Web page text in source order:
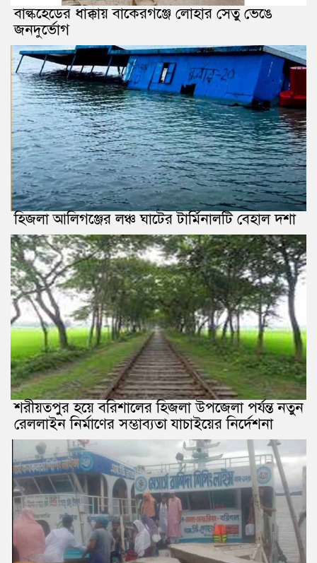
বাল্কহেডের ধাক্কায় বাকেরগঞ্জে লোহার সেতু ভেঙে
জনদুর্ভোগ
হিজলা আলিগঞ্জের লঞ্চ ঘাটের টার্মিনালটি বেহাল দশা
শরীয়তপুর হয়ে বরিশালের হিজলা উপজেলা পর্যন্ত নতুন
রেললাইন নির্মাণের সম্ভাব্যতা যাচাইয়ের নির্দেশনা